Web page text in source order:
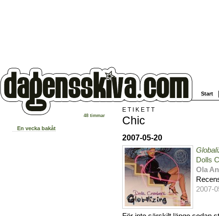
Start
48 timmar
En vecka bakåt
ETIKETT
Chic
2007-05-20
Dolls
Ola
2007-